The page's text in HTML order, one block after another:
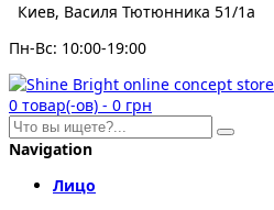
Киев, Василя Тютюнника 51/1а
Пн-Вс: 10:00-19:00
0 товар(-ов) - 0 грн
Navigation
Лицо